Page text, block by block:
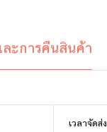
ะการคืนสินค้า
เวลาจัดส่ง